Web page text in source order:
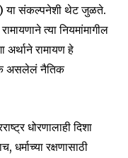
75
या संकल्पनेशी थेट जुळते.
त्या नियमांमागील
अर्थाने रामायण हे
असलेलं नैतिक
धोरणालाही दिशा
धर्माच्या रक्षणासाठी